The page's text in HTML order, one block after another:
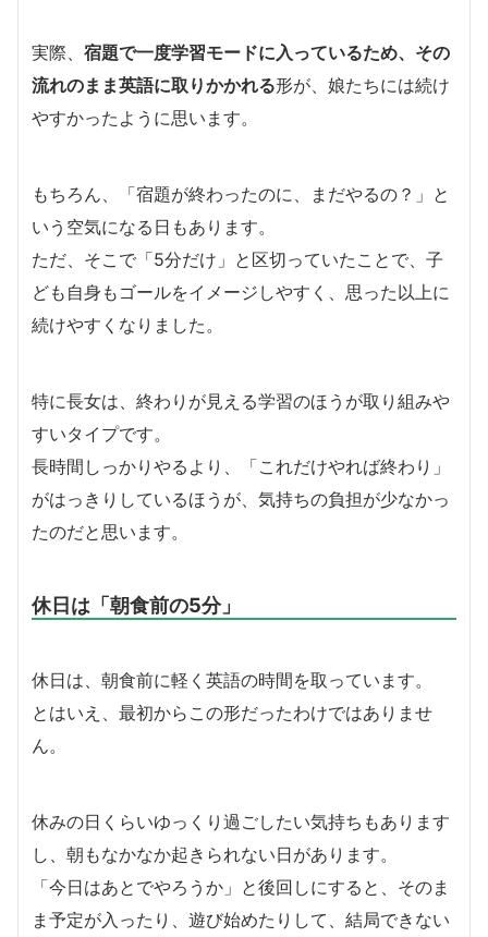
実際、 宿題で一度学習モードに入っているため、その
流れのまま英語に取りかかれる形が、娘たちには続け
やすかったように思います。
もちろん、「宿題が終わったのに、まだやるの？」と
いう空気になる日もあります。
ただ、そこで「5分だけ」と区切っていたことで、子
ども自身もゴールをイメージしやすく、思った以上に
続けやすくなりました。
特に長女は、終わりが見える学習のほうが取り組みや
すいタイプです。
長時間しっかりやるより、「これだけやれば終わり」
がはっきりしているほうが、気持ちの負担が少なかっ
たのだと思います。
休日は「朝食前の5分」
休日は、朝食前に軽く英語の時間を取っています。
とはいえ、最初からこの形だったわけではありませ
ん。
休みの日くらいゆっくり過ごしたい気持ちもあります
し、朝もなかなか起きられない日があります。
「今日はあとでやろうか」と後回しにすると、そのま
ま予定が入ったり、遊び始めたりして、結局できない